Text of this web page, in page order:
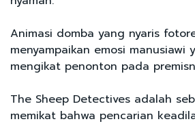
Animasi domba yang nyaris
menyampaikan emosi
mengikat penonton pada
The Sheep Detectives adalah
memikat bahwa pencarian